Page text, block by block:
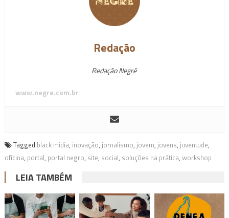
Redação
Redação Negrê
www.negre.com.br
Tagged black midia, inovação, jornalismo, jovem, jovens, juventude,
oficina, portal, portal negro, site, social, soluções na prática, workshop
LEIA TAMBÉM